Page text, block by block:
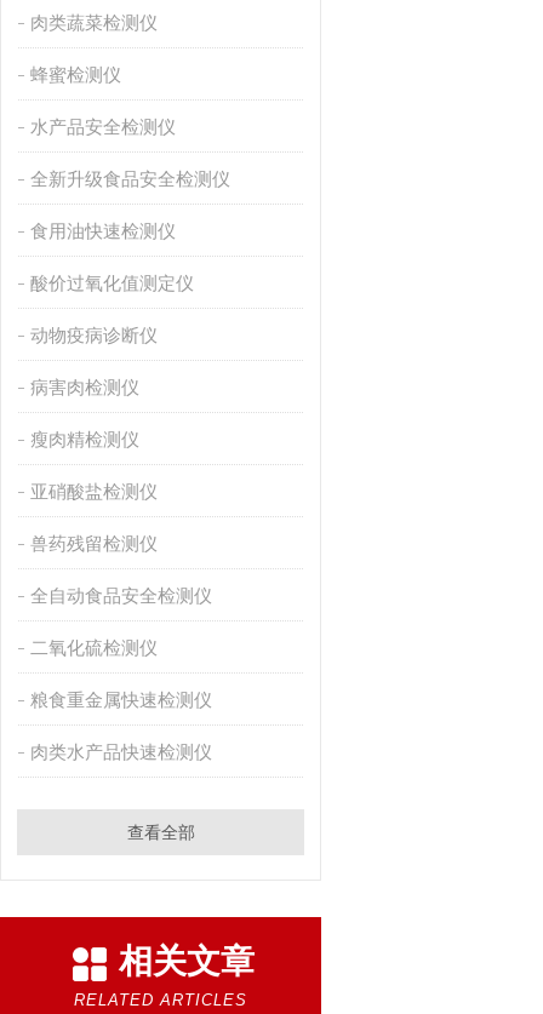
肉类蔬菜检测仪
蜂蜜检测仪
水产品安全检测仪
全新升级食品安全检测仪
食用油快速检测仪
酸价过氧化值测定仪
动物疫病诊断仪
病害肉检测仪
瘦肉精检测仪
亚硝酸盐检测仪
兽药残留检测仪
全自动食品安全检测仪
二氧化硫检测仪
粮食重金属快速检测仪
肉类水产品快速检测仪
查看全部
相关文章
RELATED ARTICLES